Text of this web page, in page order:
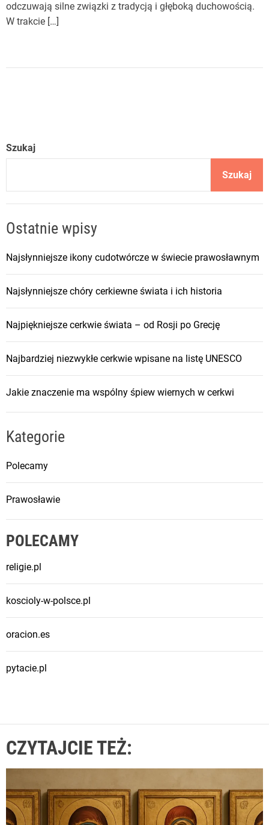
odczuwają silne związki z tradycją i głęboką duchowością.
W trakcie […]
Szukaj
Szukaj
Ostatnie wpisy
Najsłynniejsze ikony cudotwórcze w świecie prawosławnym
Najsłynniejsze chóry cerkiewne świata i ich historia
Najpiękniejsze cerkwie świata – od Rosji po Grecję
Najbardziej niezwykłe cerkwie wpisane na listę UNESCO
Jakie znaczenie ma wspólny śpiew wiernych w cerkwi
Kategorie
Polecamy
Prawosławie
POLECAMY
religie.pl
koscioly-w-polsce.pl
oracion.es
pytacie.pl
CZYTAJCIE TEŻ: